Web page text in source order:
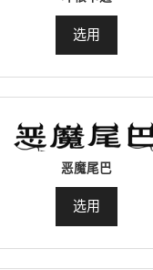
选用
恶魔尾巴
选用